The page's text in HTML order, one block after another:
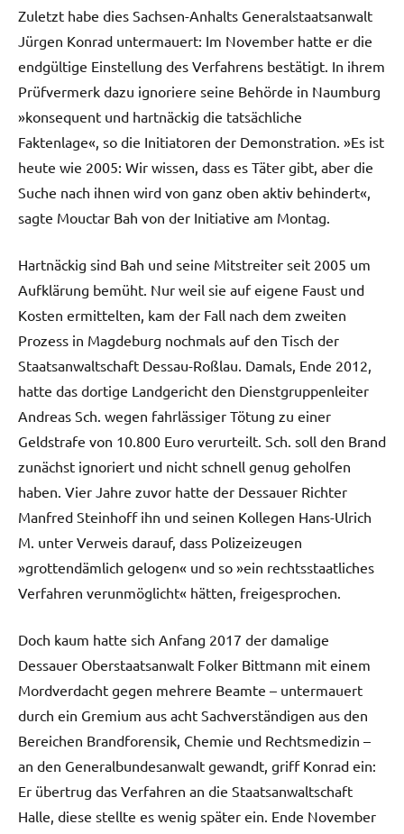
Zuletzt habe dies Sachsen-Anhalts Generalstaatsanwalt
Jürgen Konrad untermauert: Im November hatte er die
endgültige Einstellung des Verfahrens bestätigt. In ihrem
Prüfvermerk dazu ignoriere seine Behörde in Naumburg
»konsequent und hartnäckig die tatsächliche
Faktenlage«, so die Initiatoren der Demonstration. »Es ist
heute wie 2005: Wir wissen, dass es Täter gibt, aber die
Suche nach ihnen wird von ganz oben aktiv behindert«,
sagte Mouctar Bah von der Initiative am Montag.
Hartnäckig sind Bah und seine Mitstreiter seit 2005 um
Aufklärung bemüht. Nur weil sie auf eigene Faust und
Kosten ermittelten, kam der Fall nach dem zweiten
Prozess in Magdeburg nochmals auf den Tisch der
Staatsanwaltschaft Dessau-Roßlau. Damals, Ende 2012,
hatte das dortige Landgericht den Dienstgruppenleiter
Andreas Sch. wegen fahrlässiger Tötung zu einer
Geldstrafe von 10.800 Euro verurteilt. Sch. soll den Brand
zunächst ignoriert und nicht schnell genug geholfen
haben. Vier Jahre zuvor hatte der Dessauer Richter
Manfred Steinhoff ihn und seinen Kollegen Hans-Ulrich
M. unter Verweis darauf, dass Polizeizeugen
»grottendämlich gelogen« und so »ein rechtsstaatliches
Verfahren verunmöglicht« hätten, freigesprochen.
Doch kaum hatte sich Anfang 2017 der damalige
Dessauer Oberstaatsanwalt Folker Bittmann mit einem
Mordverdacht gegen mehrere Beamte – untermauert
durch ein Gremium aus acht Sachverständigen aus den
Bereichen Brandforensik, Chemie und Rechtsmedizin –
an den Generalbundesanwalt gewandt, griff Konrad ein:
Er übertrug das Verfahren an die Staatsanwaltschaft
Halle, diese stellte es wenig später ein. Ende November